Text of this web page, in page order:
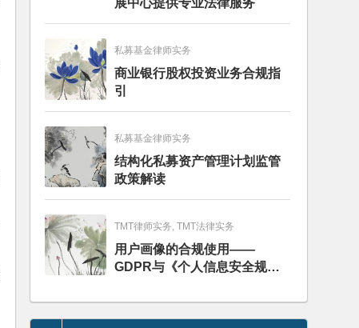
展中心提供专业法律服务
私募基金律师实务
商业银行股权投资业务合规指
引
私募基金律师实务
结构化私募资产管理计划监管
政策解读
TMT律师实务, TMT法律实务
用户画像的合规使用——
GDPR与《个人信息安全规